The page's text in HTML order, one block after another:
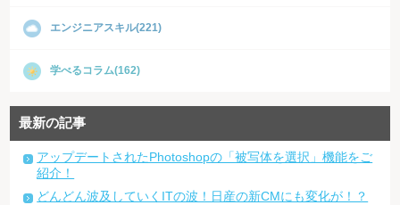
エンジニアスキル(221)
学べるコラム(162)
最新の記事
アップデートされたPhotoshopの「被写体を選択」機能をご
紹介！
どんどん波及していくITの波！日産の新CMにも変化が！？